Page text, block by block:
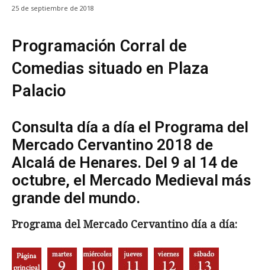
25 de septiembre de 2018
Programación Corral de
Comedias situado en Plaza
Palacio
Consulta día a día el Programa del
Mercado Cervantino 2018 de
Alcalá de Henares. Del 9 al 14 de
octubre, el Mercado Medieval más
grande del mundo.
Programa del Mercado Cervantino día a día: